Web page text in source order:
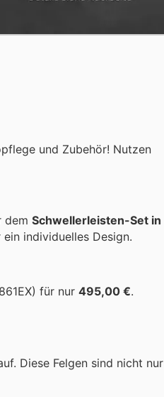
und Zubehör! Nutzen
dem Schwellerleisten-Set in
individuelles Design.
für nur 495,00 €.
Diese Felgen sind nicht nur